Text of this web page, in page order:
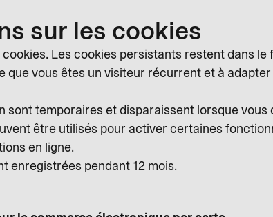
sur les cookies
Les cookies persistants restent dans le
que vous êtes un visiteur récurrent et à
sont temporaires et disparaissent lorsque vous
être utilisés pour activer certaines
en ligne.
enregistrées pendant 12 mois.